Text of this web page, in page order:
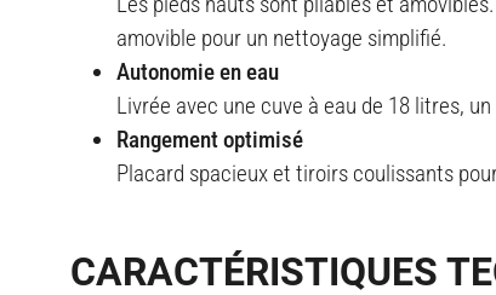
amovible pour un nettoyage simplifié.
Autonomie en eau
Livrée avec une cuve à eau de 18 litres,
Rangement optimisé
Placard spacieux et tiroirs coulissants
CARACTÉRISTIQUES